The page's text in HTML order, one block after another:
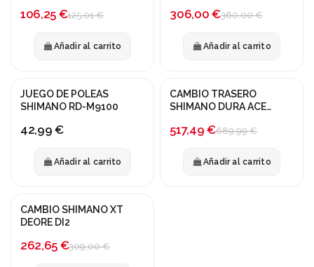
106,25 €125,01 €
Añadir al carrito
306,00 €360,00 €
Añadir al carrito
JUEGO DE POLEAS
SHIMANO RD-M9100
42,99 €
Añadir al carrito
¡En oferta!
CAMBIO TRASERO
SHIMANO DURA ACE
517,49 €689,99 €
Añadir al carrito
-15%
CAMBIO SHIMANO XT
DEORE DI2
262,65 €309,00 €